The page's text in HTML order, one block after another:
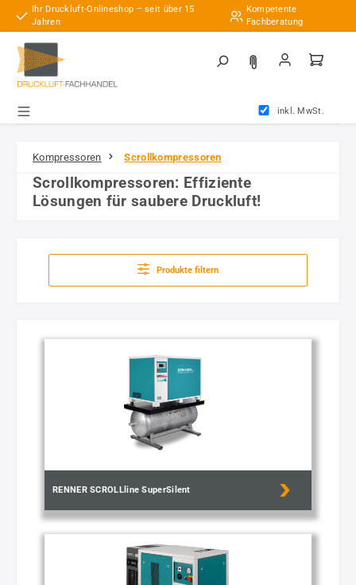
Zum Hauptinhalt springen
Ihr Druckluft-Onlineshop – seit über 15
Jahren
Kompetente
Fachberatung
inkl. MwSt.
Kompressoren Scrollkompressoren
Scrollkompressoren: Effiziente
Lösungen für saubere Druckluft!
Produkte filtern
RENNER SCROLLline SuperSilent